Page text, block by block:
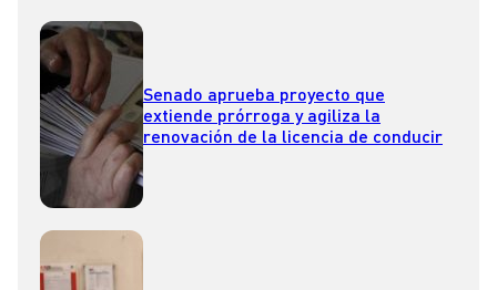
Senado aprueba proyecto que
extiende prórroga y agiliza la
renovación de la licencia de conducir